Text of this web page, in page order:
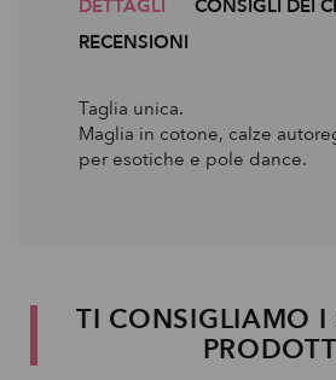
DETTAGLI
CONSIGLI DEI
RECENSIONI
Taglia unica.
Maglia in cotone, calze
per esotiche e pole dance.
TI CONSIGLIAMO I